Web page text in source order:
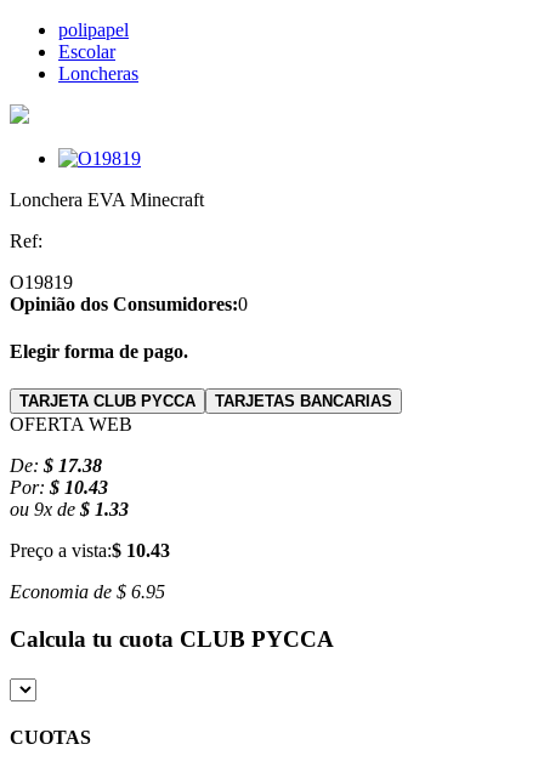
polipapel
Escolar
Loncheras
Lonchera EVA Minecraft
Ref:
O19819
Opinião dos Consumidores:0
Elegir forma de pago.
TARJETA CLUB PYCCA TARJETAS BANCARIAS
OFERTA WEB
De: $ 17.38
Por: $ 10.43
ou 9x de $ 1.33
Preço a vista:$ 10.43
Economia de $ 6.95
Calcula tu cuota CLUB PYCCA
CUOTAS